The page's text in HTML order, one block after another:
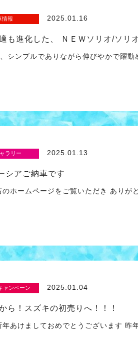
情報 2025.01.16
も進化した、 ＮＥＷソリオ/ソリ
シンプルでありながら伸びやかで躍
ラリー 2025.01.13
シアご納車です
のホームページをご覧いただき あり
ャンペーン 2025.01.04
ら！スズキの初売りへ！！！
年あけましておめでとうございます 昨